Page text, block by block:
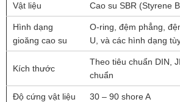
Vật liệu Cao su SBR (Styrene
Hình dạng
gioăng cao su
O-ring, đệm phẳng,
U, và các hình dạng
Kích thước
Theo tiêu chuẩn DIN,
chuẩn
Độ cứng vật liệu 30 – 90 shore A